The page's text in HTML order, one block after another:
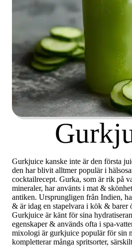
Gurkjuice kanske inte är den första
den har blivit alltmer populär i
cocktailrecept. Gurka, som är rik på
mineraler, har använts i mat &
antiken. Ursprungligen från Indien,
& är idag en stapelvara i kök & barer
Gurkjuice är känt för sina
egenskaper & används ofta i spa-
mixologi är gurkjuice populär för sin
kompletterar många spritsorter,